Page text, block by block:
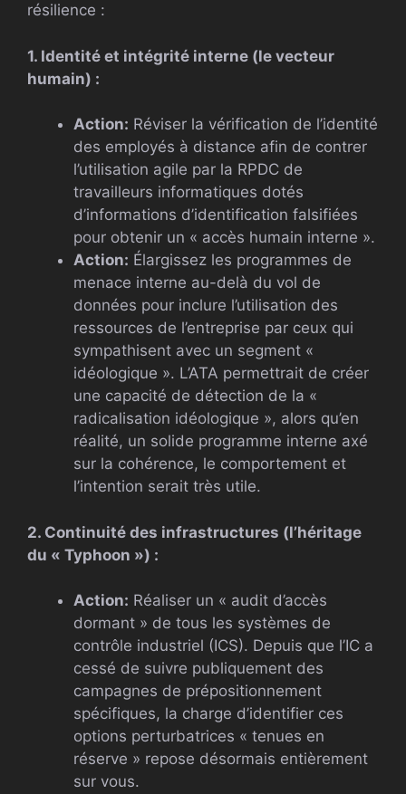
résilience :
1. Identité et intégrité interne (le vecteur
humain) :
Action: Réviser la vérification de l’identité
des employés à distance afin de contrer
l’utilisation agile par la RPDC de
travailleurs informatiques dotés
d’informations d’identification falsifiées
pour obtenir un « accès humain interne ».
Action: Élargissez les programmes de
menace interne au-delà du vol de
données pour inclure l’utilisation des
ressources de l’entreprise par ceux qui
sympathisent avec un segment «
idéologique ». L’ATA permettrait de créer
une capacité de détection de la «
radicalisation idéologique », alors qu’en
réalité, un solide programme interne axé
sur la cohérence, le comportement et
l’intention serait très utile.
2. Continuité des infrastructures (l’héritage
du « Typhoon ») :
Action: Réaliser un « audit d’accès
dormant » de tous les systèmes de
contrôle industriel (ICS). Depuis que l’IC a
cessé de suivre publiquement des
campagnes de prépositionnement
spécifiques, la charge d’identifier ces
options perturbatrices « tenues en
réserve » repose désormais entièrement
sur vous.